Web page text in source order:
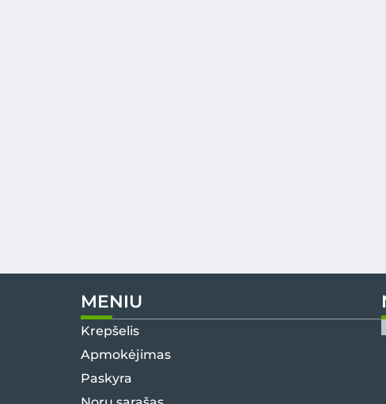
MENIU
Krepšelis
Apmokėjimas
Paskyra